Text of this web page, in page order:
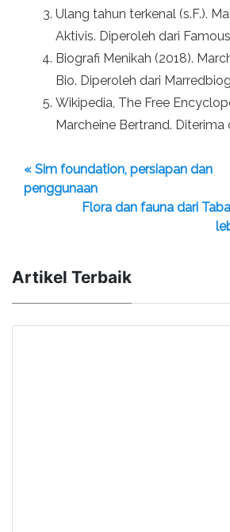
Ulang tahun terkenal (s.F.).
Aktivis. Diperoleh dari
Biografi Menikah (2018).
Bio. Diperoleh dari
Wikipedia, The Free
Marcheine Bertrand. Diterima
« Sim foundation, persiapan dan
penggunaan
Flora dan fauna dari
Artikel Terbaik